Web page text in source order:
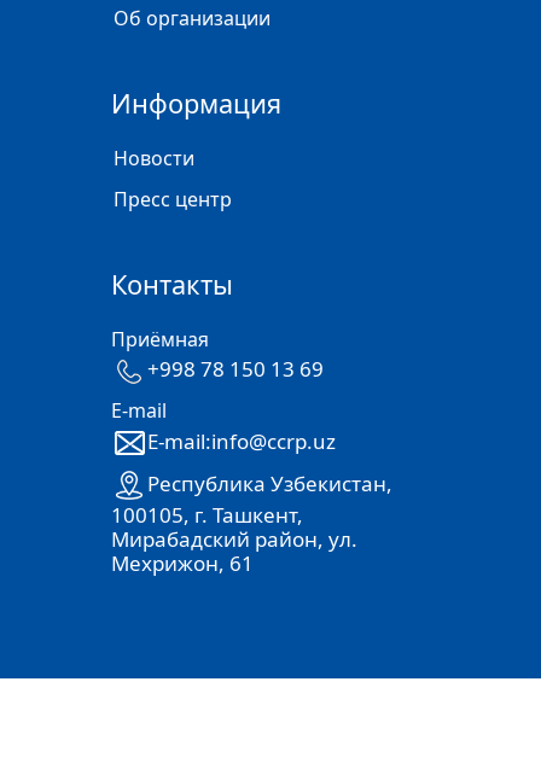
Об организации
Информация
Новости
Пресс центр
Контакты
Приёмная
+998 78 150 13 69
E-mail
E-mail:info@ccrp.uz
Республика Узбекистан,
100105, г. Ташкент,
Мирабадский район, ул.
Мехрижон, 61